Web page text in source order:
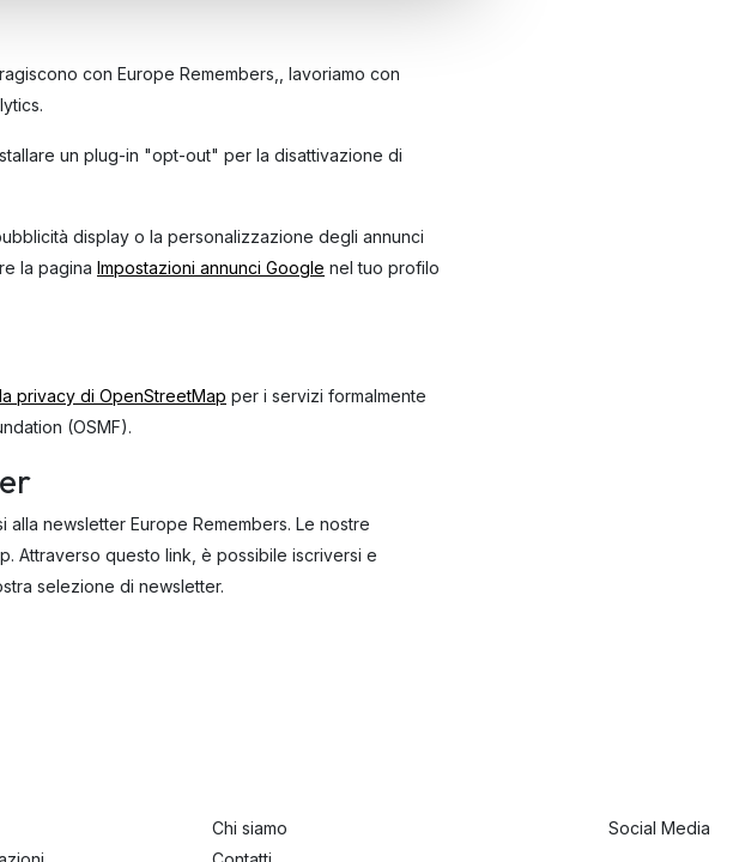
con Europe Remembers,, lavoriamo con
un plug-in "opt-out" per la disattivazione di
display o la personalizzazione degli annunci
la pagina Impostazioni annunci Google nel tuo profilo
privacy di OpenStreetMap per i servizi formalmente
(OSMF).
newsletter Europe Remembers. Le nostre
Attraverso questo link, è possibile iscriversi e
selezione di newsletter.
Chi siamo
Social Media